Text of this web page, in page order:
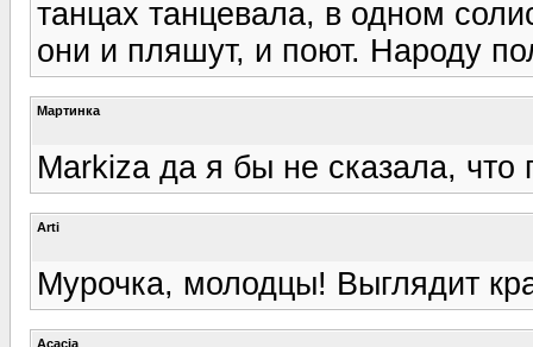
танцах танцевала, в одном
они и пляшут, и поют. Народу
Мартинка
Markiza да я бы не сказала,
Arti
Мурочка, молодцы! Выглядит
Acacia